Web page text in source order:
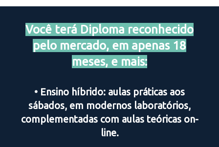
Você terá Diploma reconhecido
pelo mercado, em apenas 18
meses, e mais:
• Ensino híbrido: aulas práticas aos
sábados, em modernos laboratórios,
complementadas com aulas teóricas on-
line.